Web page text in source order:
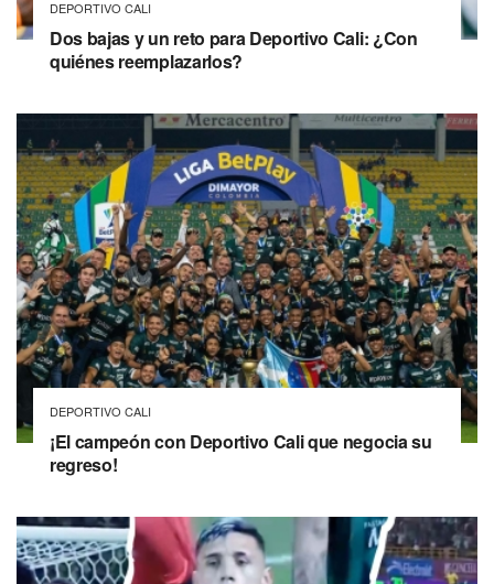
DEPORTIVO CALI
Dos bajas y un reto para Deportivo Cali: ¿Con
quiénes reemplazarlos?
DEPORTIVO CALI
¡El campeón con Deportivo Cali que negocia su
regreso!